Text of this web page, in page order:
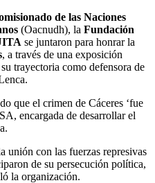
de las Naciones
(Oacnudh), la Fundación
se juntaron para honrar la
, a través de una exposición
trayectoria como defensora de
que el crimen de Cáceres ‘fue
encargada de desarrollar el
unión con las fuerzas represivas
de su persecución política,
la organización.